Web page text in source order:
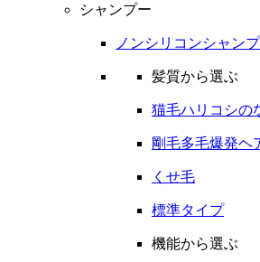
シャンプー
ノンシリコンシャン
髪質から選ぶ
猫毛ハリコシの
剛毛多毛爆発ヘ
くせ毛
標準タイプ
機能から選ぶ